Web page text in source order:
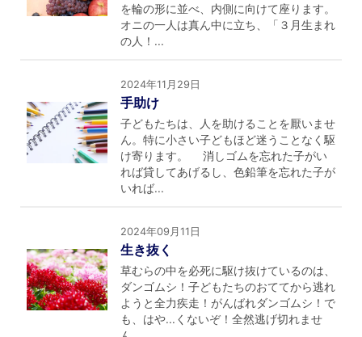
を輪の形に並べ、内側に向けて座ります。
オニの一人は真ん中に立ち、「３月生まれ
の人！...
2024年11月29日
手助け
子どもたちは、人を助けることを厭いませ
ん。特に小さい子どもほど迷うことなく駆
け寄ります。 消しゴムを忘れた子がい
れば貸してあげるし、色鉛筆を忘れた子が
いれば...
2024年09月11日
生き抜く
草むらの中を必死に駆け抜けているのは、
ダンゴムシ！子どもたちのおててから逃れ
ようと全力疾走！がんばれダンゴムシ！で
も、はや...くないぞ！全然逃げ切れませ